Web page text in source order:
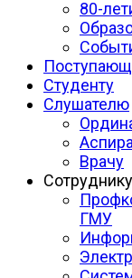
80-
Студенту
Слушателю
Врачу
Сотруднику
ГМУ